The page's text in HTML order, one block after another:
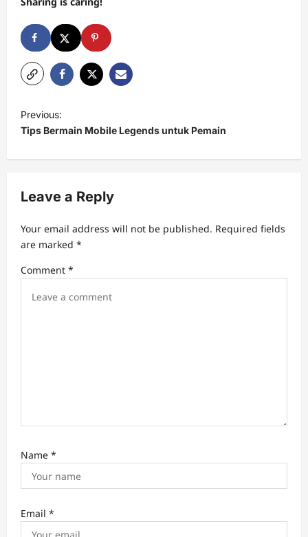
P
o
n
v
g
Previous:
Tips Bermain Mobile Legends untuk Pemain
Leave a Reply
Your email address will not be published. Required fields
are marked *
Comment *
Name *
Email *